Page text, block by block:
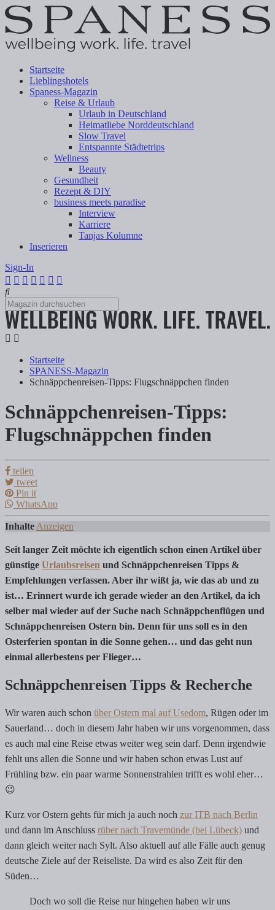
Startseite
Lieblingshotels
Spaness-Magazin
Reise & Urlaub
Urlaub in Deutschland
Heimatliebe Norddeutschland
Slow Travel
Entspannte Städtetrips
Wellness
Beauty
Gesundheit
Rezept & DIY
business meets paradise
Interview
Karriere
Tanjas Kolumne
Inserieren
Sign-In
Startseite
SPANESS-Magazin
Schnäppchenreisen-Tipps: Flugschnäppchen finden
Schnäppchenreisen-Tipps:
Tanja Klindworth
Inhalte Anzeigen 1) Schnäppchenreisen Tipps & Recherche 1.1) 7
Schnäppchenreisen-Tipps:
Flugschnäppchen finden
teilen
tweet
Pin it
WhatsApp
Inhalte Anzeigen
Seit langer Zeit möchte ich eigentlich schon einen Artikel über
günstige Urlaubsreisen und Schnäppchenreisen Tipps &
Empfehlungen verfassen. Aber ihr wißt ja, wie das ab und zu
ist… Erinnert wurde ich gerade wieder an den Artikel, da ich
selber mal wieder auf der Suche nach Schnäppchenflügen und
Schnäppchenreisen Ostern bin. Denn für uns soll es in den
Osterferien spontan in die Sonne gehen… und das geht nun
einmal allerbestens per Flieger…
Schnäppchenreisen Tipps & Recherche
Wir waren auch schon über Ostern mal auf Usedom, Rügen oder im
Sauerland… doch in diesem Jahr haben wir uns vorgenommen, dass
es auch mal eine Reise etwas weiter weg sein darf. Denn irgendwie
fehlt uns allen die Sonne und wir haben schon etwas Lust auf
Frühling bzw. ein paar warme Sonnenstrahlen trifft es wohl eher…
😉
Kurz vor Ostern gehts für mich ja auch noch zur ITB nach Berlin
und dann im Anschluss rüber nach Travemünde (bei Lübeck) und
dann gleich weiter nach Sylt. Also aktuell auf alle Fälle auch genug
deutsche Ziele auf der Reiseliste. Da wird es also Zeit für den
Süden…
Doch wo soll die Reise nur hingehen haben wir uns